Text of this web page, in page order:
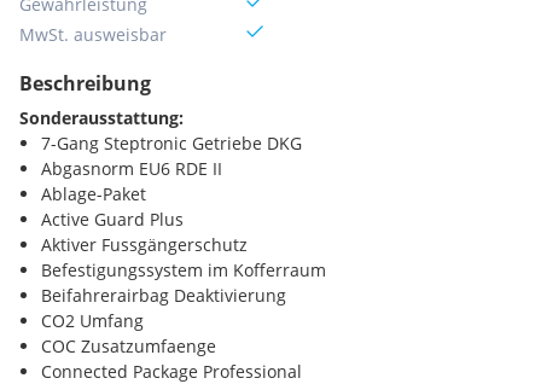
MwSt. ausweisbar
Beschreibung
Sonderausstattung:
7-Gang Steptronic Getriebe DKG
Abgasnorm EU6 RDE II
Ablage-Paket
Active Guard Plus
Aktiver Fussgängerschutz
Befestigungssystem im Kofferraum
Beifahrerairbag Deaktivierung
CO2 Umfang
COC Zusatzumfaenge
Connected Package Professional